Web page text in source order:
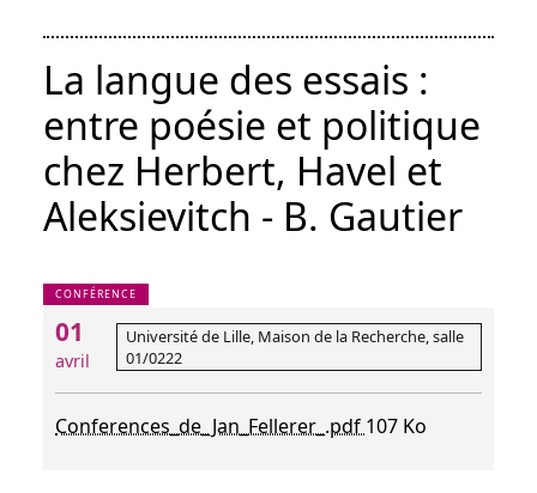
La langue des essais :
entre poésie et politique
chez Herbert, Havel et
Aleksievitch - B. Gautier
CONFÉRENCE
01
avril
Université de Lille, Maison de la Recherche, salle
01/0222
Conferences_de_Jan_Fellerer_.pdf 107 Ko